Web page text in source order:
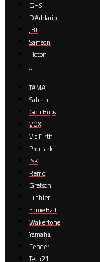
GHS
D’Addario
JBL
Samson
Hoton
JJ
TAMA
Sabian
Gon Bops
VOX
Vic Firth
Promark
ISK
Remo
Gretsch
Luthier
Ernie Ball
Wakertone
Yamaha
Fender
Tech21